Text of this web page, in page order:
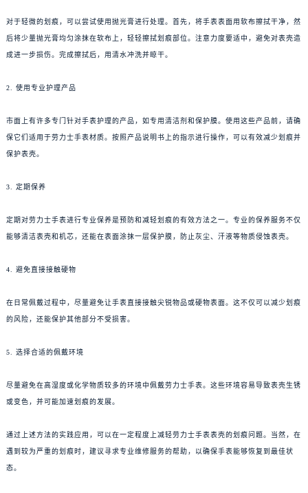
对于轻微的划痕，可以尝试使用抛光膏进行处理。首先，将手表表面用软布擦拭干净，然
后将少量抛光膏均匀涂抹在软布上，轻轻擦拭划痕部位。注意力度要适中，避免对表壳造
成进一步损伤。完成擦拭后，用清水冲洗并晾干。
2. 使用专业护理产品
市面上有许多专门针对手表护理的产品，如专用清洁剂和保护膜。使用这些产品前，请确
保它们适用于劳力士手表材质。按照产品说明书上的指示进行操作，可以有效减少划痕并
保护表壳。
3. 定期保养
定期对劳力士手表进行专业保养是预防和减轻划痕的有效方法之一。专业的保养服务不仅
能够清洁表壳和机芯，还能在表面涂抹一层保护膜，防止灰尘、汗液等物质侵蚀表壳。
4. 避免直接接触硬物
在日常佩戴过程中，尽量避免让手表直接接触尖锐物品或硬物表面。这不仅可以减少划痕
的风险，还能保护其他部分不受损害。
5. 选择合适的佩戴环境
尽量避免在高湿度或化学物质较多的环境中佩戴劳力士手表。这些环境容易导致表壳生锈
或变色，并可能加速划痕的发展。
通过上述方法的实践应用，可以在一定程度上减轻劳力士手表表壳的划痕问题。当然，在
遇到较为严重的划痕时，建议寻求专业维修服务的帮助，以确保手表能够恢复到最佳状
态。